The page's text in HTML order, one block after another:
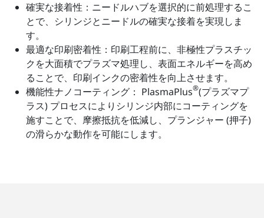
確実な接着性：ニードルハブを選択的に前処理するこ
とで、シリンジとニードルの確実な接着を実現しま
す。
最適な印刷密着性：印刷工程前に、非極性プラスチッ
クを大面積でプラズマ処理し、表面エネルギーを高め
ることで、印刷インクの密着性を向上させます。
機能性ナノコーティング： PlasmaPlus®(プラズマプ
ラス) プロセスによりシリンジ内部にコーティングを
施すことで、摩擦抵抗を低減し、プランジャー (押子)
の滑らかな動作を可能にします。